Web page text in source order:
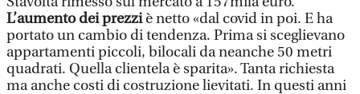
L’aumento dei prezziè netto «dal covid in poi. E ha
portato un cambio di tendenza. Prima si sceglievano
appartamenti piccoli, bilocali da neanche 50 metri
quadrati. Quella clientela è sparita». Tanta richiesta
ma anche costi di costruzione lievitati. In questi anni